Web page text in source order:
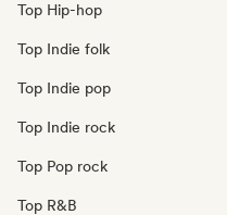
Top Hip-hop
Top Indie folk
Top Indie pop
Top Indie rock
Top Pop rock
Top R&B